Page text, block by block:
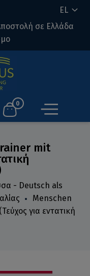
EL
σε Ελλάδα
0
mit
- Deutsch als
Menschen
για εντατική